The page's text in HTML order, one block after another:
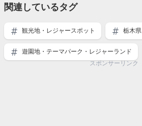
関連しているタグ
観光地・レジャースポット 栃木県
遊園地・テーマパーク・レジャーランド
スポンサーリンク